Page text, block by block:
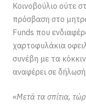
Κοινοβούλιο ούτε
πρόσβαση στο
Funds που
χαρτοφυλάκια
συνέβη με τα
αναφέρει σε
«Μετά τα σπίτια,